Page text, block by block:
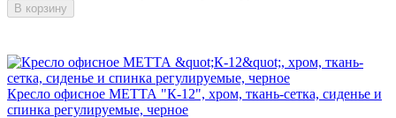
В корзину
Кресло офисное МЕТТА "К-12", хром, ткань-сетка, сиденье и
спинка регулируемые, черное